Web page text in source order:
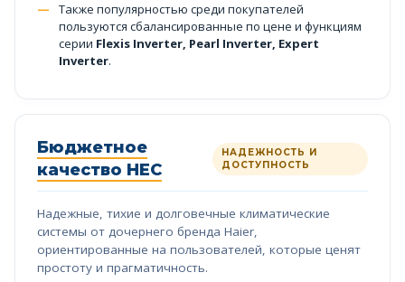
Также популярностью среди покупателей
пользуются сбалансированные по цене и функциям
серии Flexis Inverter, Pearl Inverter, Expert
Inverter.
Бюджетное
качество HEC
НАДЕЖНОСТЬ И
ДОСТУПНОСТЬ
Надежные, тихие и долговечные климатические
системы от дочернего бренда Haier,
ориентированные на пользователей, которые ценят
простоту и прагматичность.